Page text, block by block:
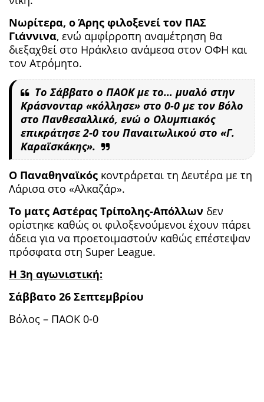
Νωρίτερα, ο Άρης φιλοξενεί τον ΠΑΣ
Γιάννινα, ενώ αμφίρροπη αναμέτρηση θα
διεξαχθεί στο Ηράκλειο ανάμεσα στον ΟΦΗ και
τον Ατρόμητο.
Το Σάββατο ο ΠΑΟΚ με το… μυαλό στην
Κράσνονταρ «κόλλησε» στο 0-0 με τον Βόλο
στο Πανθεσαλλικό, ενώ ο Ολυμπιακός
επικράτησε 2-0 του Παναιτωλικού στο «Γ.
Καραϊσκάκης».
Ο Παναθηναϊκός κοντράρεται τη Δευτέρα με τη
Λάρισα στο «Αλκαζάρ».
Το ματς Αστέρας Τρίπολης-Απόλλων δεν
ορίστηκε καθώς οι φιλοξενούμενοι έχουν πάρει
άδεια για να προετοιμαστούν καθώς επέστεψαν
πρόσφατα στη Super League.
Η 3η αγωνιστική:
Σάββατο 26 Σεπτεμβρίου
Βόλος – ΠΑΟΚ 0-0